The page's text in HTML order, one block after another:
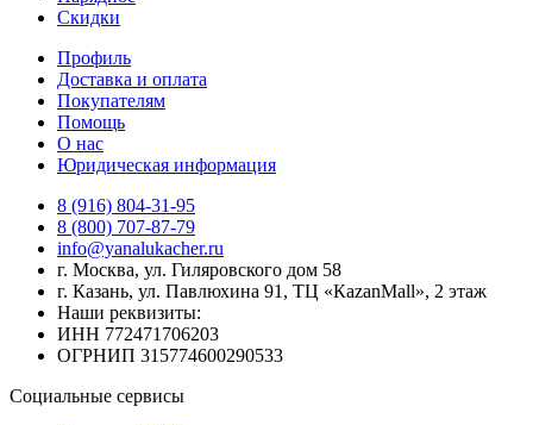
Скидки
Профиль
Доставка и оплата
Покупателям
Помощь
О нас
Юридическая информация
8 (916) 804-31-95
8 (800) 707-87-79
info@yanalukacher.ru
г. Москва, ул. Гиляровского дом 58
г. Казань, ул. Павлюхина 91, ТЦ «КazanMall», 2 этаж
Наши реквизиты:
ИНН 772471706203
ОГРНИП 315774600290533
Социальные сервисы